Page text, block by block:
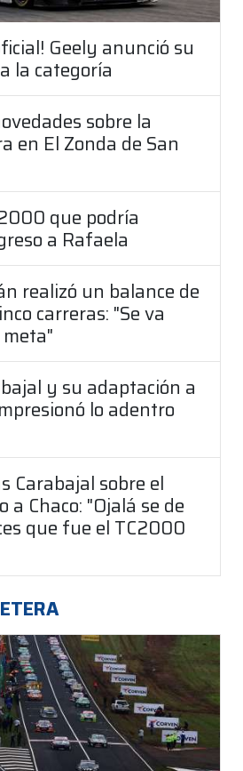
Geely anunció su
la categoría
sobre la
en El Zonda de San
que podría
a Rafaela
realizó un balance de
carreras: "Se va
y su adaptación a
lo adentro
Carabajal sobre el
a Chaco: "Ojalá se de
que fue el TC2000